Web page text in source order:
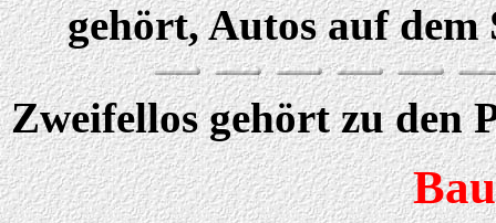
gehört, Autos auf
Zweifellos gehört zu den